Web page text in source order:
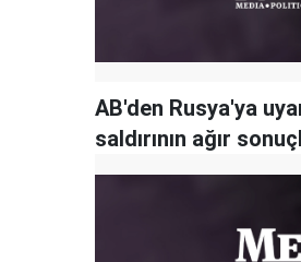
AB'den Rusya'ya
saldırının ağır